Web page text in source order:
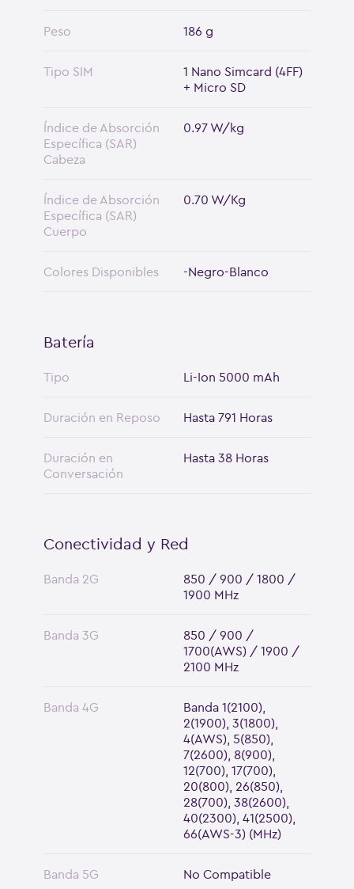
Peso 186 g
Tipo SIM
1 Nano Simcard (4FF)
+ Micro SD
Índice de Absorción
Específica (SAR)
Cabeza
0.97 W/kg
Índice de Absorción
Específica (SAR)
Cuerpo
0.70 W/Kg
Colores Disponibles -Negro-Blanco
Batería
Tipo Li-Ion 5000 mAh
Duración en Reposo Hasta 791 Horas
Duración en
Conversación
Hasta 38 Horas
Conectividad y Red
Banda 2G
850 / 900 / 1800 /
1900 MHz
Banda 3G
850 / 900 /
1700(AWS) / 1900 /
2100 MHz
Banda 4G
Banda 1(2100),
2(1900), 3(1800),
4(AWS), 5(850),
7(2600), 8(900),
12(700), 17(700),
20(800), 26(850),
28(700), 38(2600),
40(2300), 41(2500),
66(AWS-3) (MHz)
Banda 5G No Compatible